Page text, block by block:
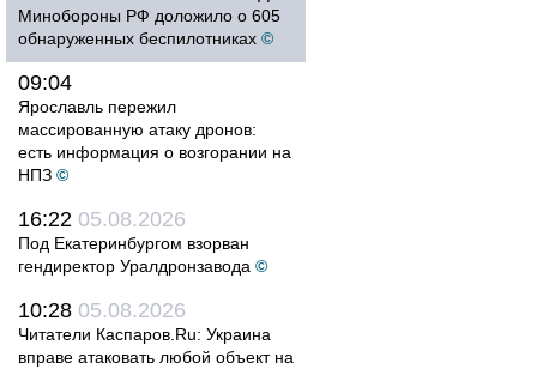
Минобороны РФ доложило о 605
обнаруженных беспилотниках ©
09:04
Ярославль пережил
массированную атаку дронов:
есть информация о возгорании на
НПЗ ©
16:22 05.08.2026
Под Екатеринбургом взорван
гендиректор Уралдронзавода ©
10:28 05.08.2026
Читатели Каспаров.Ru: Украина
вправе атаковать любой объект на